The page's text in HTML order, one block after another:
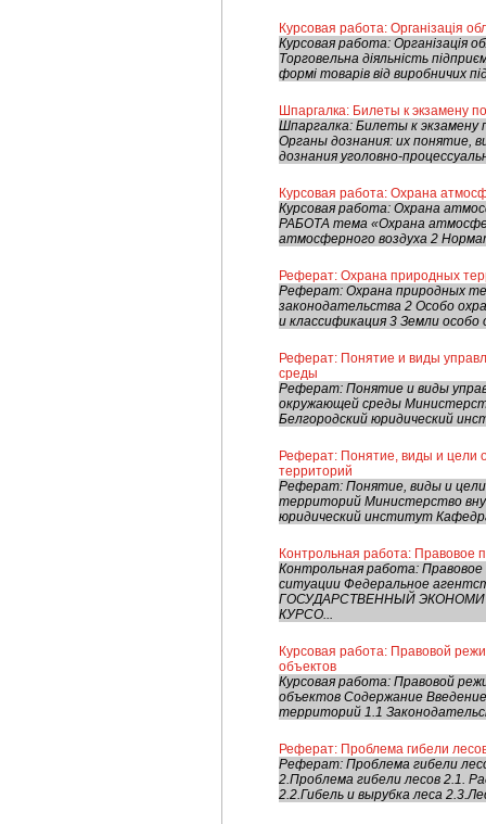
Курсовая работа: Організація
Курсовая работа: Організація
Торговельна діяльність
формі товарів від виробничих
Шпаргалка: Билеты к экзамену
Шпаргалка: Билеты к экзамену
Органы дознания: их понятие,
дознания уголовно-
Курсовая работа: Охрана
Курсовая работа: Охрана
РАБОТА тема «Охрана
атмосферного воздуха 2
Реферат: Охрана природных
Реферат: Охрана природных
законодательства 2 Особо
и классификация 3 Земли
Реферат: Понятие и виды
среды
Реферат: Понятие и виды
окружающей среды
Белгородский юридический
Реферат: Понятие, виды и цели
территорий
Реферат: Понятие, виды и цели
территорий Министерство
юридический институт
Контрольная работа: Правовое
Контрольная работа: Правовое
ситуации Федеральное
ГОСУДАРСТВЕННЫЙ
КУРСО...
Курсовая работа: Правовой
объектов
Курсовая работа: Правовой
объектов Содержание
территорий 1.1
Реферат: Проблема гибели
Реферат: Проблема гибели
2.Проблема гибели лесов 2.1.
2.2.Гибель и вырубка леса